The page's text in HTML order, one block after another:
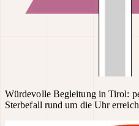
Würdevolle Begleitung in Tirol:
Sterbefall rund um die Uhr